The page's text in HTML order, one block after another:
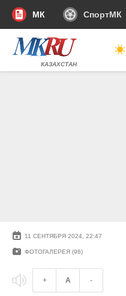
МК СпортМК
КАЗАХСТАН
11 СЕНТЯБРЯ 2024, 22:47
ФОТОГАЛЕРЕЯ (96)
+ A -